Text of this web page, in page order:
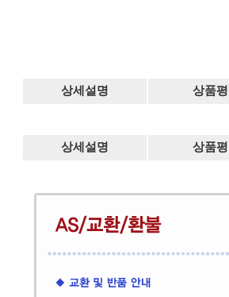
상세설명 상품평
상세설명 상품평